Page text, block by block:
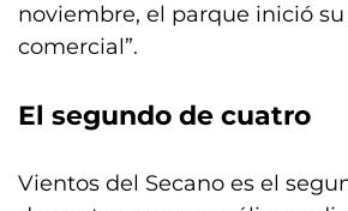
noviembre, el parque inició
comercial”.
El segundo de cuatro
Vientos del Secano es el